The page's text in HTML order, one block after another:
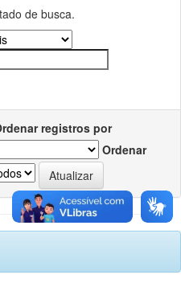
de busca.
registros por
Ordenar